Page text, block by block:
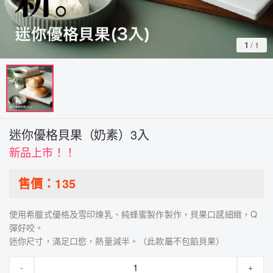
1 / 1
迷你優格貝果（奶素）3入
新品上市！！
售價： 135
使用希臘式優格及雪印煉乳、純蜂蜜製作製作，貝果口感細緻，Q
彈好咬。
迷你尺寸，滿足口慾，熱量減半。（此款屬不包餡貝果）
- +